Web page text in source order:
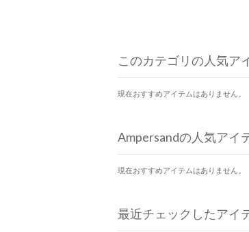
このカテゴリの人気ア
現在おすすめアイテムはありません。
Ampersandの人気アイ
現在おすすめアイテムはありません。
最近チェックしたアイ